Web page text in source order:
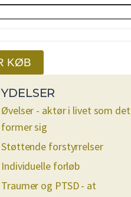
KØB
YDELSER
Øvelser - aktør i livet som det
former sig
Støttende forstyrrelser
Individuelle forløb
Traumer og PTSD - at